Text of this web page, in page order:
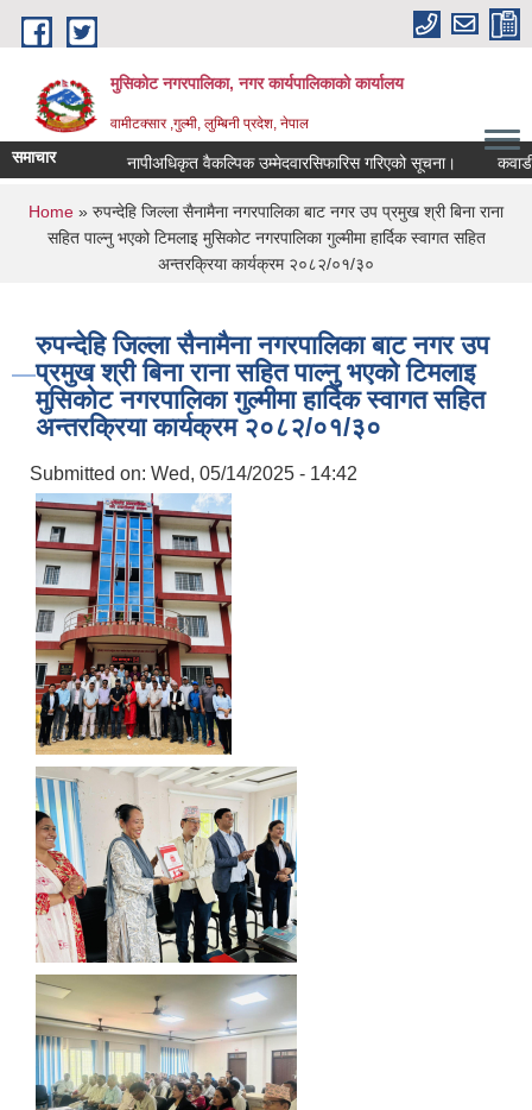
Skip to main content
मुसिकोट नगरपालिका, नगर कार्यपालिकाकाे कार्यालय
वामीटक्सार ,गुल्मी, लुम्बिनी प्रदेश, नेपाल
समाचार नापीअधिकृत वैकल्पिक उम्मेदवारसिफारिस गरिएको सूचना। कवाडी
You are here
Home » रुपन्देहि जिल्ला सैनामैना नगरपालिका बाट नगर उप प्रमुख श्री बिना राना
सहित पाल्नु भएको टिमलाइ मुसिकोट नगरपालिका गुल्मीमा हार्दिक स्वागत सहित
अन्तरक्रिया कार्यक्रम २०८२/०१/३०
रुपन्देहि जिल्ला सैनामैना नगरपालिका बाट नगर उप
प्रमुख श्री बिना राना सहित पाल्नु भएको टिमलाइ
मुसिकोट नगरपालिका गुल्मीमा हार्दिक स्वागत सहित
अन्तरक्रिया कार्यक्रम २०८२/०१/३०
Submitted on: Wed, 05/14/2025 - 14:42